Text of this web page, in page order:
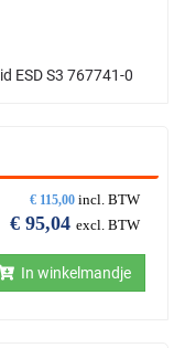
ESD S3 767741-0
€ 115,00 incl. BTW
€ 95,04 excl. BTW
In winkelmandje